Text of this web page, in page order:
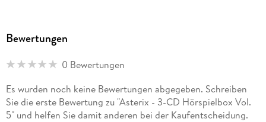
Bewertungen
0 Bewertungen
Es wurden noch keine Bewertungen abgegeben. Schreiben
Sie die erste Bewertung zu "Asterix - 3-CD Hörspielbox Vol.
5" und helfen Sie damit anderen bei der Kaufentscheidung.